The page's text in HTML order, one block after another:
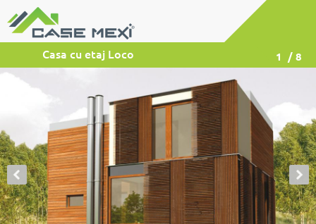
Casa cu etaj Loco 1 / 8